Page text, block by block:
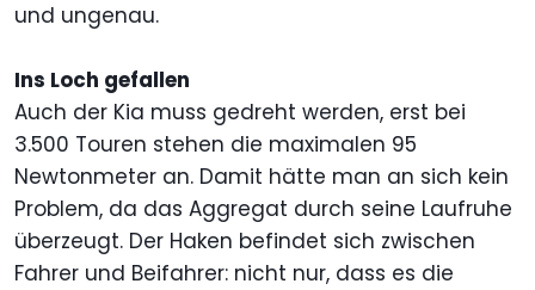
und ungenau.
Ins Loch gefallen
Auch der Kia muss gedreht werden, erst bei
3.500 Touren stehen die maximalen 95
Newtonmeter an. Damit hätte man an sich kein
Problem, da das Aggregat durch seine Laufruhe
überzeugt. Der Haken befindet sich zwischen
Fahrer und Beifahrer: nicht nur, dass es die